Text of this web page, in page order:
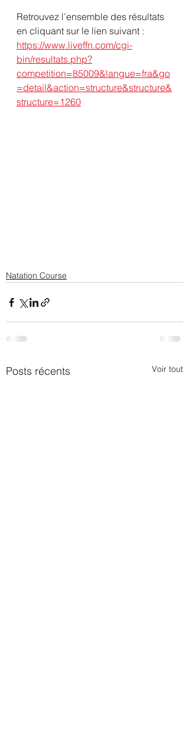
Retrouvez l’ensemble des résultats
en cliquant sur le lien suivant :
https://www.liveffn.com/cgi-
bin/resultats.php?
competition=85009&langue=fra&go
=detail&action=structure&structure&
structure=1260
Natation Course
Posts récents Voir tout